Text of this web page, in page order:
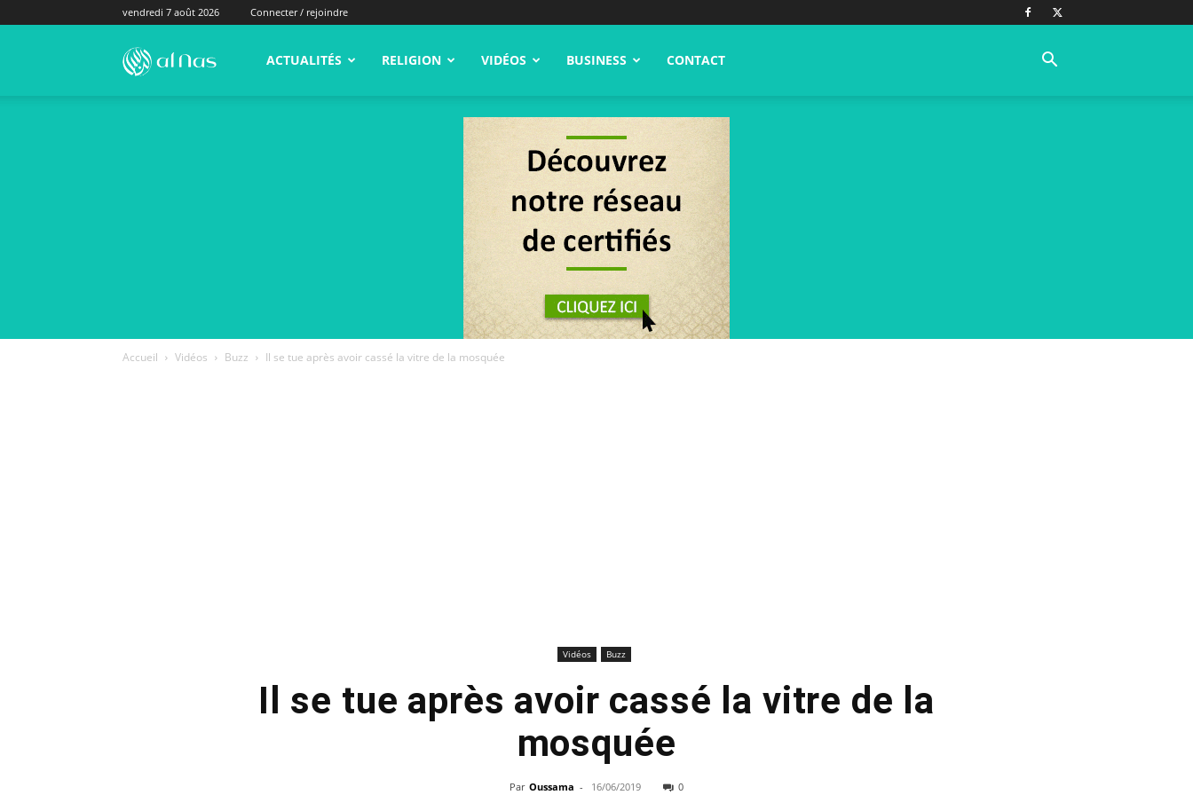
vendredi 7 août 2026 Connecter / rejoindre
alNas.fr ACTUALITÉS RELIGION VIDÉOS BUSINESS CONTACT
Accueil Vidéos Buzz Il se tue après avoir cassé la vitre de la mosquée
Vidéos Buzz
Il se tue après avoir cassé la vitre de la
mosquée
Par Oussama - 16/06/2019 0